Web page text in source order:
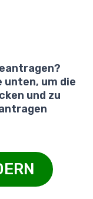
unten, um die
und zu